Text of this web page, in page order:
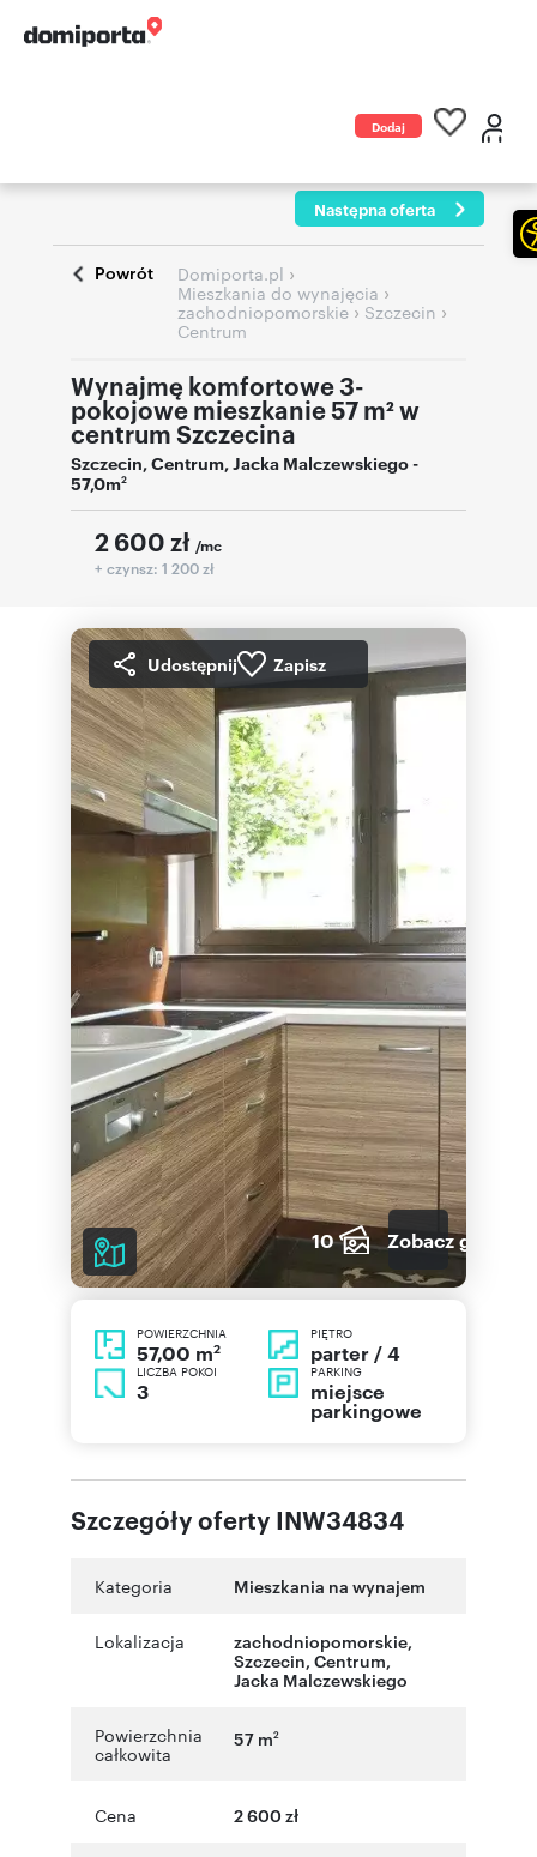
Dodaj
Następna oferta
Powrót Domiporta.pl ›
Mieszkania do wynajęcia ›
zachodniopomorskie› Szczecin ›
Centrum
Wynajmę komfortowe 3-
pokojowe mieszkanie 57 m² w
centrum Szczecina
Szczecin,Centrum,Jacka Malczewskiego-
57,0m2
2 600 zł /mc
+ czynsz: 1 200 zł
Udostępnij Zapisz
10 Zobacz galerię
POWIERZCHNIA
57,00 m2
PIĘTRO
parter / 4
LICZBA POKOI
3
PARKING
miejsce
parkingowe
Szczegóły oferty INW34834
Kategoria Mieszkania na wynajem
Lokalizacja zachodniopomorskie,
Szczecin, Centrum,
Jacka Malczewskiego
Powierzchnia
całkowita
57 m2
Cena 2 600 zł